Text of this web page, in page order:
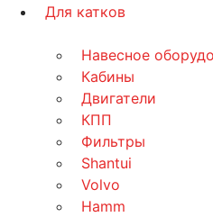
Для катков
Навесное
Кабины
Двигатели
КПП
Фильтры
Shantui
Volvo
Hamm